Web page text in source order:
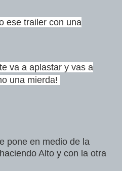
ese trailer con una
va a aplastar y vas a
una mierda!
pone en medio de la
haciendo Alto y con la otra